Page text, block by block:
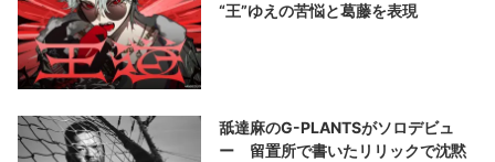
“王”ゆえの苦悩と葛藤を表現
舐達麻のG-PLANTSがソロデビュ
ー 留置所で書いたリリックで沈黙